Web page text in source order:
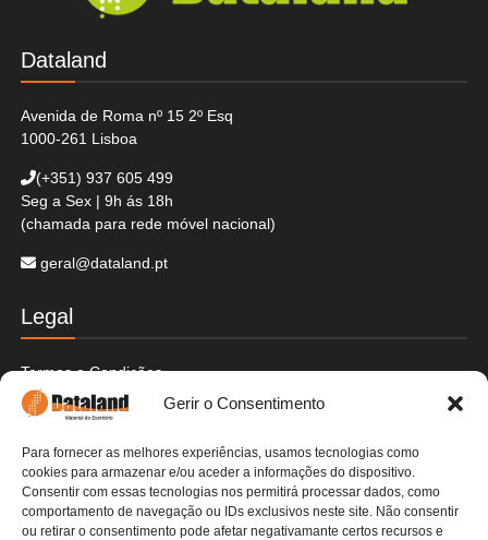
Gerir o Consentimento
Para fornecer as melhores experiências, usamos tecnologias como
cookies para armazenar e/ou aceder a informações do dispositivo.
Consentir com essas tecnologias nos permitirá processar dados, como
comportamento de navegação ou IDs exclusivos neste site. Não consentir
ou retirar o consentimento pode afetar negativamante certos recursos e
Dataland
Avenida de Roma nº 15 2º Esq
1000-261 Lisboa
(+351) 937 605 499
Seg a Sex | 9h ás 18h
(chamada para rede móvel nacional)
geral@dataland.pt
Legal
Termos e Condições
Politica de Cookies
Politica de Privacidade
Pagamentos Seguros
Livre de Resolução
Livro de Reclamações